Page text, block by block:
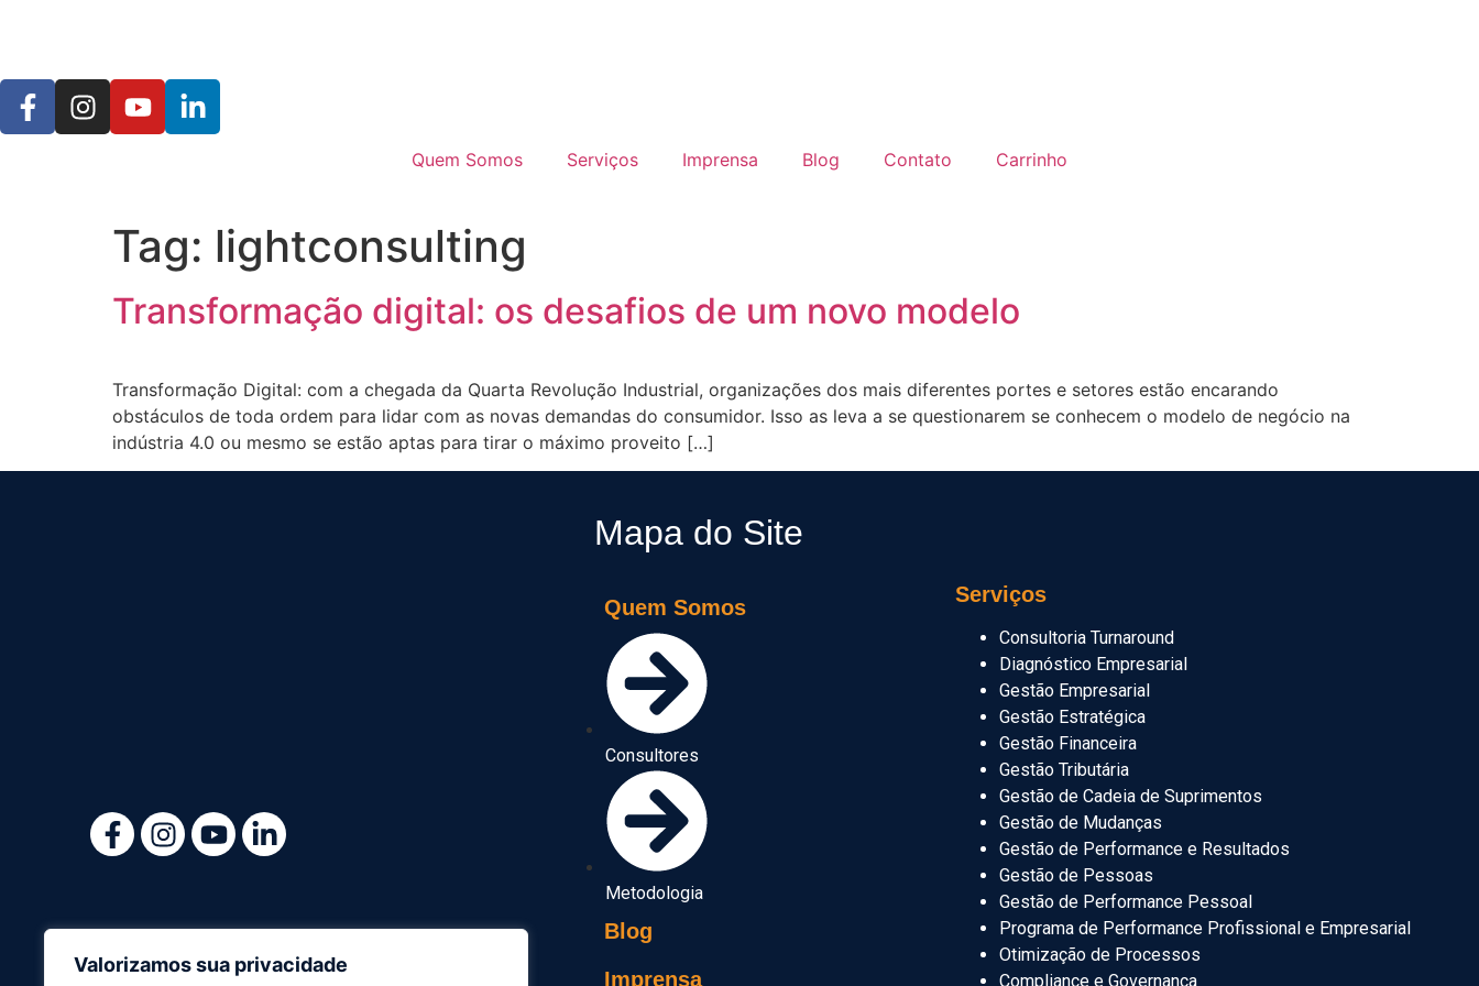
Valorizamos sua privacidade
Quem Somos Serviços Imprensa Blog Contato Carrinho
Tag: lightconsulting
Transformação digital: os desafios de um novo modelo
Transformação Digital: com a chegada da Quarta Revolução Industrial, organizações dos mais diferentes portes e setores estão encarando
obstáculos de toda ordem para lidar com as novas demandas do consumidor. Isso as leva a se questionarem se conhecem o modelo de negócio na
indústria 4.0 ou mesmo se estão aptas para tirar o máximo proveito […]
Mapa do Site
Quem Somos
Consultores
Metodologia
Blog
Imprensa
Serviços
Consultoria Turnaround
Diagnóstico Empresarial
Gestão Empresarial
Gestão Estratégica
Gestão Financeira
Gestão Tributária
Gestão de Cadeia de Suprimentos
Gestão de Mudanças
Gestão de Performance e Resultados
Gestão de Pessoas
Gestão de Performance Pessoal
Programa de Performance Profissional e Empresarial
Otimização de Processos
Compliance e Governança